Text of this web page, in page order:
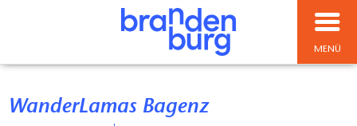
MENÜ
WanderLamas Bagenz